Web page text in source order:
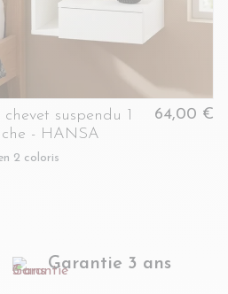
suspendu 1
- HANSA
2 coloris
64,00 €
Garantie 3 ans